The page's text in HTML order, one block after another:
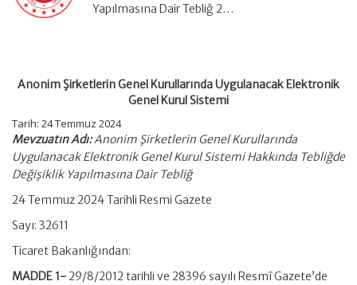
Yapılmasına Dair Tebliğ 2…
Anonim Şirketlerin Genel Kurullarında Uygulanacak Elektronik
Genel Kurul Sistemi
Tarih: 24 Temmuz 2024
Mevzuatın Adı:Anonim Şirketlerin Genel Kurullarında
Uygulanacak Elektronik Genel Kurul Sistemi Hakkında Tebliğde
Değişiklik Yapılmasına Dair Tebliğ
24 Temmuz 2024 Tarihli Resmi Gazete
Sayı: 32611
Ticaret Bakanlığından:
MADDE 1-29/8/2012 tarihli ve 28396 sayılı Resmî Gazete’de